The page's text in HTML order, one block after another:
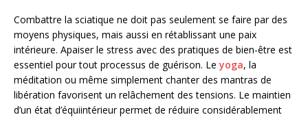
Combattre la sciatique ne doit pas seulement se faire par des
moyens physiques, mais aussi en rétablissant une paix
intérieure. Apaiser le stress avec des pratiques de bien-être est
essentiel pour tout processus de guérison. Le yoga, la
méditation ou même simplement chanter des mantras de
libération favorisent un relâchement des tensions. Le maintien
d’un état d’équiintérieur permet de réduire considérablement